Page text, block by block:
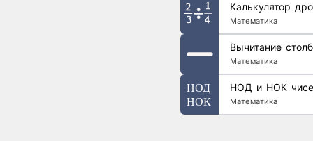
Калькулятор
Математика
Вычитание
Математика
НОД и НОК
Математика